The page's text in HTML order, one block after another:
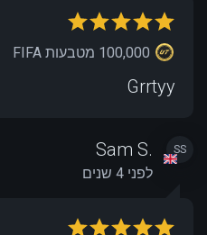
Grrtyy
SS
Sam S.
לפני 4 שנים